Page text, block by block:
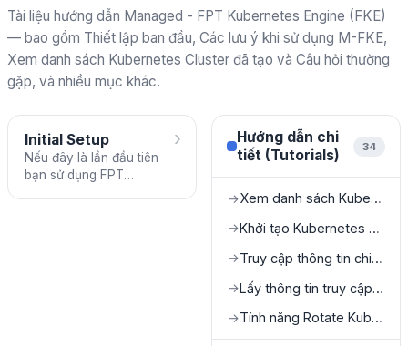
Tài liệu hướng dẫn Managed - FPT Kubernetes Engine (FKE)
— bao gồm Thiết lập ban đầu, Các lưu ý khi sử dụng M-FKE,
Xem danh sách Kubernetes Cluster đã tạo và Câu hỏi thường
gặp, và nhiều mục khác.
Initial Setup
Nếu đây là lần đầu tiên
bạn sử dụng FPT
›
Hướng dẫn chi
tiết (Tutorials)
34
→ Xem danh sách Kubernetes Cluster đã tạo
→ Khởi tạo Kubernetes Cluster mới
→ Truy cập thông tin chi tiết của Cluster
→ Lấy thông tin truy cập Cluster
→ Tính năng Rotate Kubeconfig